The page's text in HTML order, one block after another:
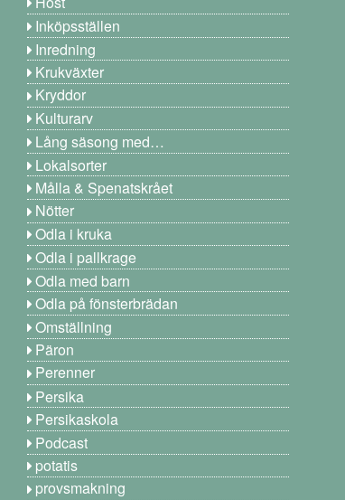
Inköpsställen
Inredning
Krukväxter
Kryddor
Kulturarv
Lång säsong med…
Lokalsorter
Målla & Spenatskrået
Nötter
Odla i kruka
Odla i pallkrage
Odla med barn
Odla på fönsterbrädan
Omställning
Päron
Perenner
Persika
Persikaskola
Podcast
potatis
provsmakning